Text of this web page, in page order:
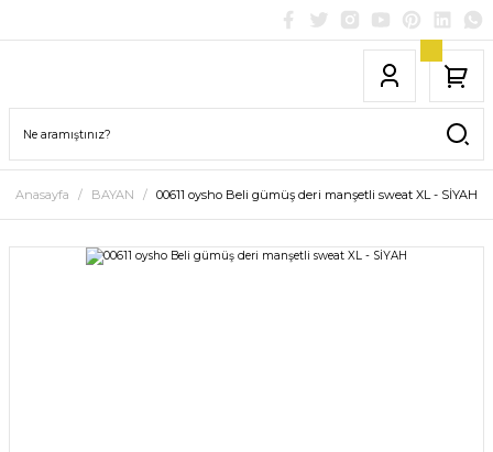
Anasayfa BAYAN 00611 oysho Beli gümüş deri manşetli sweat XL - SİYAH